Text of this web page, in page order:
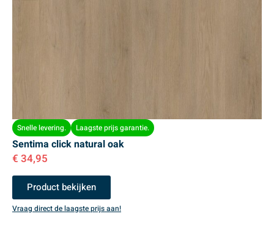
Snelle levering. Laagste prijs garantie.
Sentima click natural oak
€ 34,95
Product bekijken
Vraag direct de laagste prijs aan!